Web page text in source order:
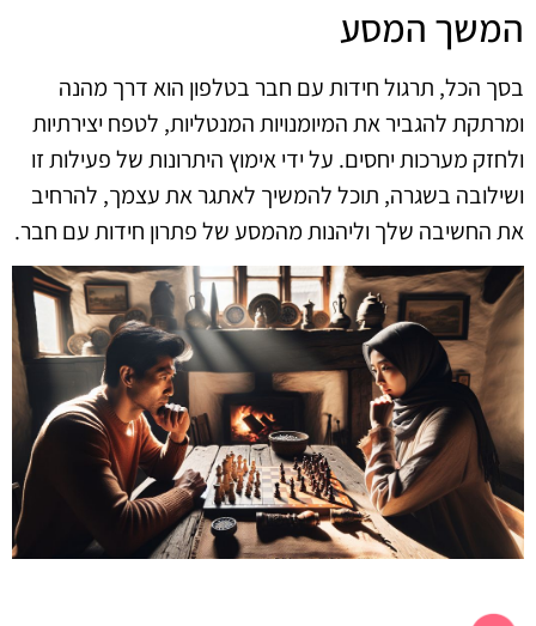
המשך המסע
בסך הכל, תרגול חידות עם חבר בטלפון הוא דרך מהנה
ומרתקת להגביר את המיומנויות המנטליות, לטפח יצירתיות
ולחזק מערכות יחסים. על ידי אימוץ היתרונות של פעילות זו
ושילובה בשגרה, תוכל להמשיך לאתגר את עצמך, להרחיב
את החשיבה שלך וליהנות מהמסע של פתרון חידות עם חבר.